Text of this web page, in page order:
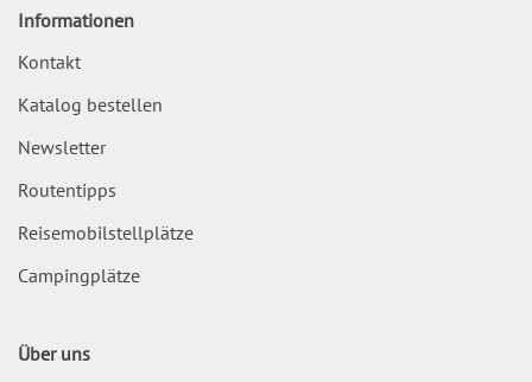
Informationen
Kontakt
Katalog bestellen
Newsletter
Routentipps
Reisemobilstellplätze
Campingplätze
Über uns